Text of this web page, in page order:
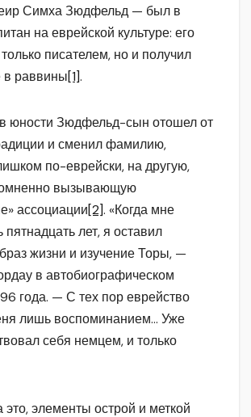
Симха Зюдфельд — был в
на еврейской культуре: его
писателем, но и получил
в раввины[1].
юности Зюдфельд-сын отошел от
и сменил фамилию,
по-еврейски, на другую,
вызывающую
ассоциации[2]. «Когда мне
пятнадцать лет, я оставил
жизни и изучение Торы, —
в автобиографическом
года. — С тех пор еврейство
лишь воспоминанием… Уже
себя немцем, и только
элементы острой и меткой